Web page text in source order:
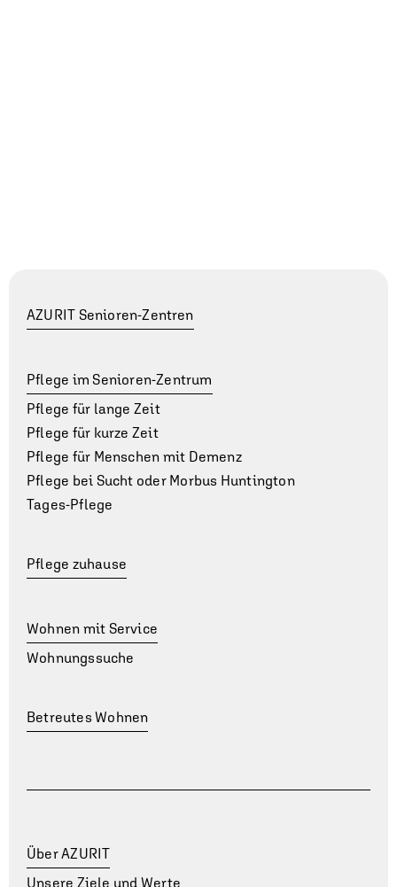
AZURIT Senioren-Zentren
Pflege im Senioren-Zentrum
Pflege für lange Zeit
Pflege für kurze Zeit
Pflege für Menschen mit Demenz
Pflege bei Sucht oder Morbus Huntington
Tages-Pflege
Pflege zuhause
Wohnen mit Service
Wohnungssuche
Betreutes Wohnen
Über AZURIT
Unsere Ziele und Werte